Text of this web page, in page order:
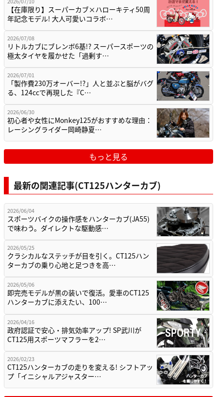
【在庫限り】スーパーカブ×ハローキティ50周
年記念モデル! 大人可愛いコラボ…
2026/07/08
リトルカブにブレンボ6基!? スーパースポーツの
極太タイヤを履かせた「過剰す…
2026/07/01
「製作費230万オーバー!?」人と並ぶと脳がバグ
る、124ccで再現した『C…
2026/06/30
初心者や女性にMonkey125がおすすめな理由：
レーシングライダー岡崎静夏…
もっと見る
最新の関連記事(CT125ハンターカブ)
2026/06/04
スポーツバイクの操作感をハンターカブ(JA55)
で味わう。ダイレクトな駆動感…
2026/05/25
クラシカルなステッチが目を引く。CT125ハン
ターカブの乗り心地と足つきを高…
2026/05/06
即完売モデルが黒の装いで復活。愛車のCT125
ハンターカブに添えたい、100…
2026/04/16
政府認証で安心・排気効率アップ! SP武川が
CT125用スポーツマフラーを2…
2026/02/23
CT125ハンターカブの走りを変える! シフトアッ
プ「イニシャルアジャスター…